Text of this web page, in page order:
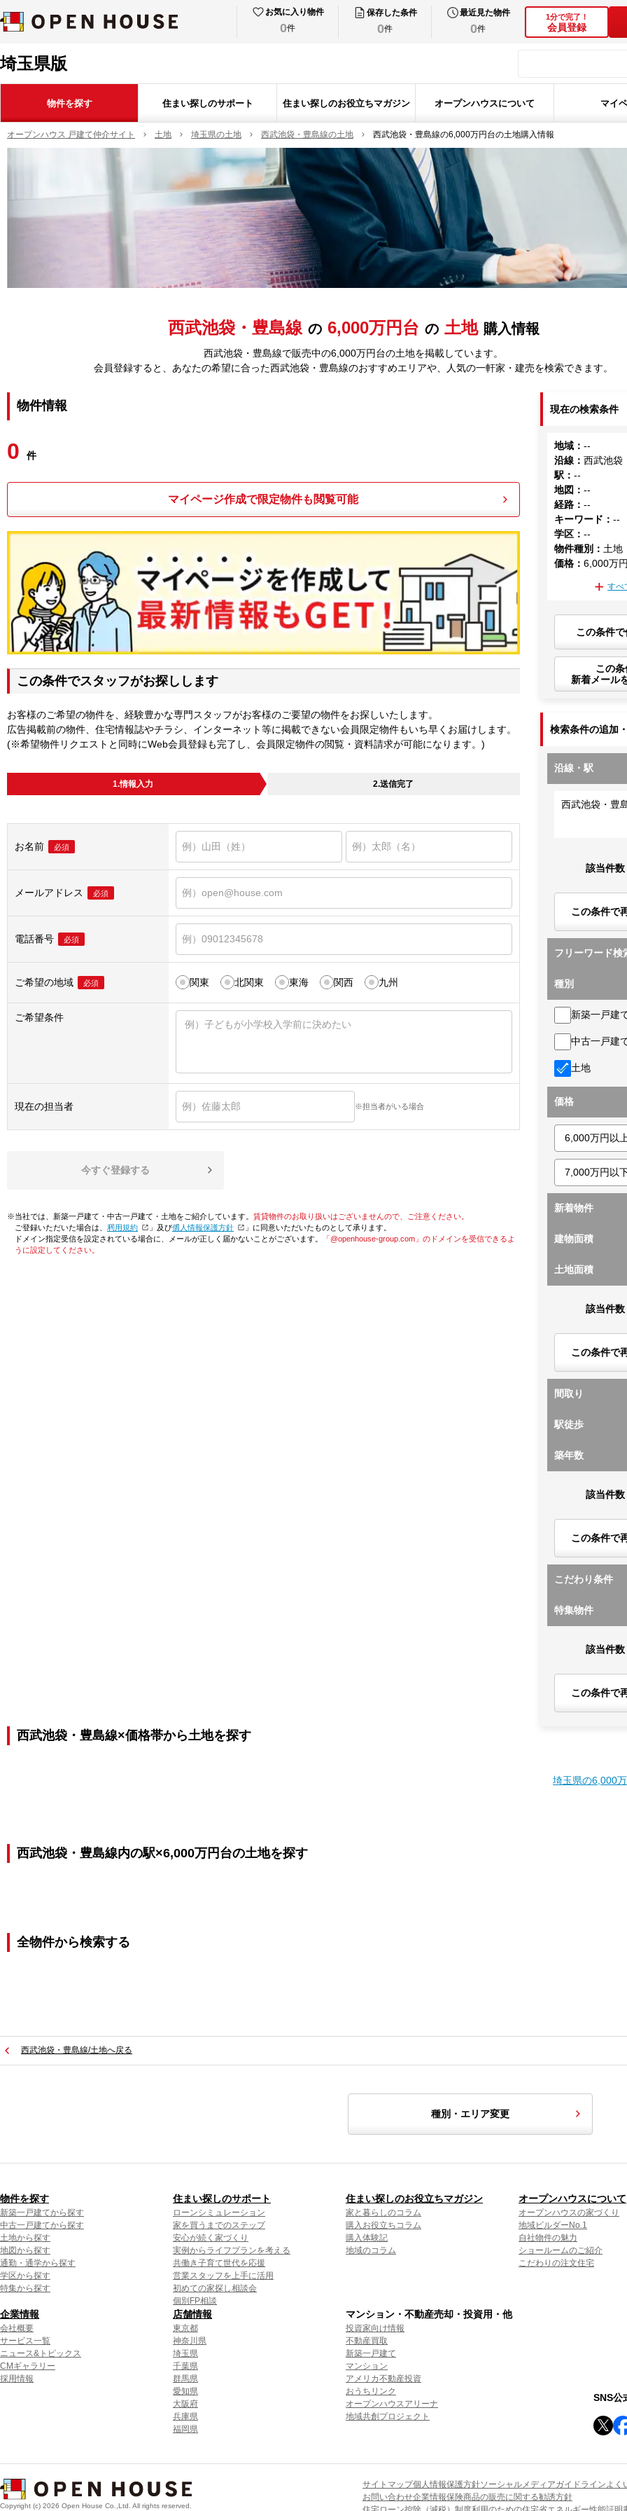
お気に入り物件
0件
保存した条件
0件
最近見た物件
0件
1分で完了！
会員登録
埼玉県版
物件を探す 住まい探しのサポート 住まい探しのお役立ちマガジン オープンハウスについて マイ
オープンハウス 戸建て仲介サイト 土地 埼玉県の土地 西武池袋・豊島線の土地 西武池袋・豊島線の6,000万円台の土地購入情報
西武池袋・豊島線 の 6,000万円台 の 土地 購入情報
西武池袋・豊島線で販売中の6,000万円台の土地を掲載しています。
会員登録すると、あなたの希望に合った西武池袋・豊島線のおすすめエリアや、人気の一軒家・建売を検索できます。
物件情報
0 件
マイページ作成で限定物件も閲覧可能
この条件でスタッフがお探しします
お客様のご希望の物件を、経験豊かな専門スタッフがお客様のご要望の物件をお探しいたします。
広告掲載前の物件、住宅情報誌やチラシ、インターネット等に掲載できない会員限定物件もいち早くお届けします。
(※希望物件リクエストと同時にWeb会員登録も完了し、会員限定物件の閲覧・資料請求が可能になります。)
1.情報入力 2.送信完了
お名前 必須
メールアドレス 必須
電話番号 必須
ご希望の地域 必須 関東 北関東 東海 関西 九州
ご希望条件
現在の担当者 ※担当者がいる場合
今すぐ登録する
※当社では、新築一戸建て・中古一戸建て・土地をご紹介しています。 賃貸物件のお取り扱いはございませんので、ご注意ください。
ご登録いただいた場合は、「利用規約 」及び「個人情報保護方針
」に同意いただいたものとして承ります。
ドメイン指定受信を設定されている場合に、メールが正しく届かないことがございます。
「@openhouse-group.com」のドメインを受信できるよ
うに設定してください。
現在の検索条件
地域 ：--
沿線 ：西武池袋
駅 ：--
地図 ：--
経路 ：--
キーワード ：--
学区 ：--
物件種別 ： 土地
価格 ：6,000万
すべ
この条件
この
新着メール
検索条件の追加
沿線・駅
西武池袋・豊
該当件数
この条件で
フリーワード検
種別
新築一戸建
中古一戸建
土地
価格
新着物件
建物面積
土地面積
該当件数
この条件で
間取り
駅徒歩
築年数
該当件数
この条件で
こだわり条件
特集物件
該当件数
この条件で
西武池袋・豊島線×価格帯から土地を探す
埼玉県の6,000
西武池袋・豊島線内の駅×6,000万円台の土地を探す
全物件から検索する
西武池袋・豊島線/土地へ戻る
種別・エリア変更
物件を探す
新築一戸建てから探す
中古一戸建てから探す
土地から探す
地図から探す
通勤・通学から探す
学区から探す
特集から探す
住まい探しのサポート
ローンシミュレーション
家を買うまでのステップ
安心が続く家づくり
実例からライフプランを考える
共働き子育て世代を応援
営業スタッフを上手に活用
初めての家探し相談会
個別FP相談
住まい探しのお役立ちマガジン
家と暮らしのコラム
購入お役立ちコラム
購入体験記
地域のコラム
オープンハウスについて
オープンハウスの家づくり
地域ビルダーNo.1
自社物件の魅力
ショールームのご紹介
こだわりの注文住宅
企業情報
会社概要
サービス一覧
ニュース&トピックス
CMギャラリー
採用情報
店舗情報
東京都
神奈川県
埼玉県
千葉県
群馬県
愛知県
大阪府
兵庫県
福岡県
マンション・不動産売却・投資用・他
投資家向け情報
不動産買取
新築一戸建て
マンション
アメリカ不動産投資
おうちリンク
オープンハウスアリーナ
地域共創プロジェクト
SNS公
Copyright (c) 2026 Open House Co.,Ltd. All rights reserved.
サイトマップ個人情報保護方針ソーシャルメディアガイドラインよく
お問い合わせ企業情報保険商品の販売に関する勧誘方針